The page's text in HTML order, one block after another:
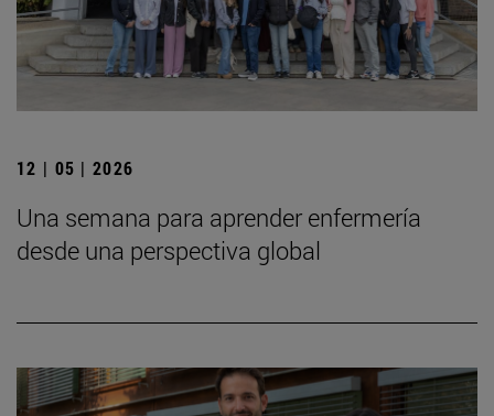
12 | 05 | 2026
Una semana para aprender enfermería
desde una perspectiva global